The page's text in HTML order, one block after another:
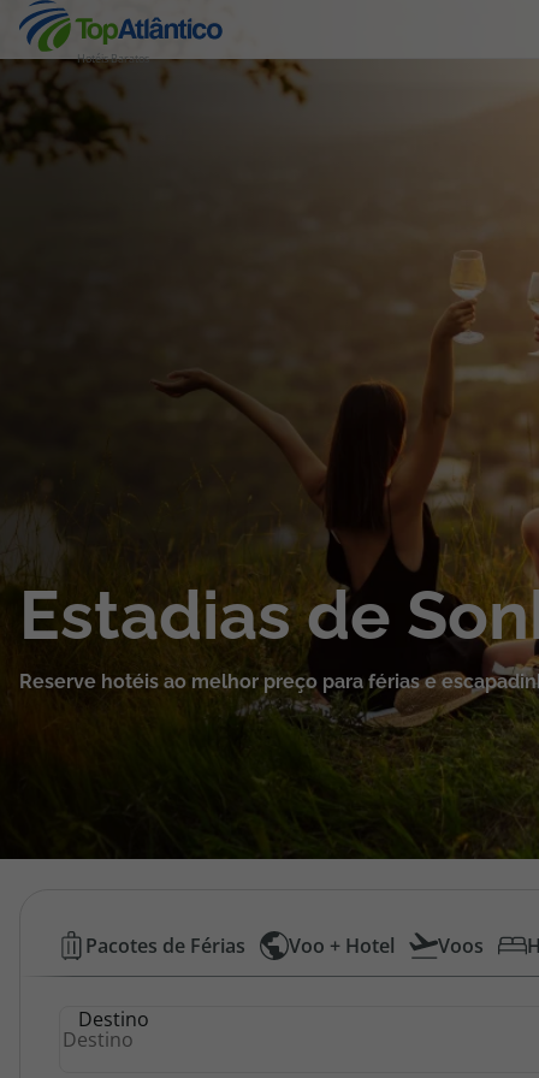
Hotéis Baratos
Destinos
Pacotes de Férias
Cruzeiros
Promoções
Área de Cliente
Estadias de
Reserve hotéis ao melhor preço para férias e
Hotéis
Baratos
Pacotes de Férias Voo + Hotel Voos
Destino